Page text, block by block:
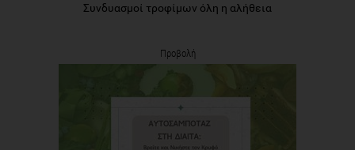
Συνδυασμοί τροφίμων όλη η αλήθεια
Προβολή